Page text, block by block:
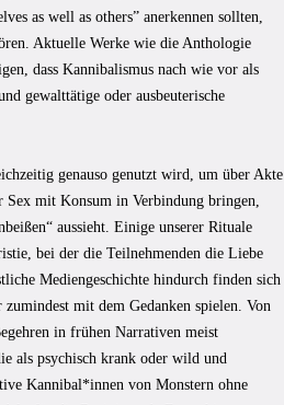
as well as others” anerkennen sollten,
Aktuelle Werke wie die Anthologie
dass Kannibalismus nach wie vor als
gewalttätige oder ausbeuterische
genauso genutzt wird, um über Akte
mit Konsum in Verbindung bringen,
aussieht. Einige unserer Rituale
bei der die Teilnehmenden die Liebe
Mediengeschichte hindurch finden sich
mit dem Gedanken spielen. Von
in frühen Narrativen meist
als psychisch krank oder wild und
Kannibal*innen von Monstern ohne